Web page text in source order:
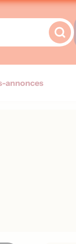
annonces